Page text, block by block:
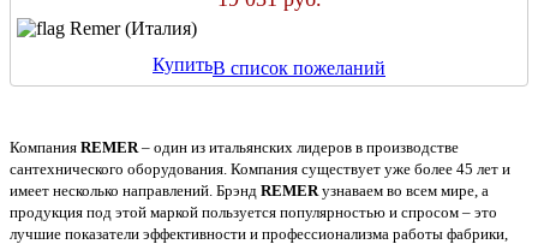
Remer (Италия)
КупитьВ список пожеланий
Компания REMER – один из итальянских лидеров в производстве
сантехнического оборудования. Компания существует уже более 45 лет и
имеет несколько направлений. Брэнд REMER узнаваем во всем мире, а
продукция под этой маркой пользуется популярностью и спросом – это
лучшие показатели эффективности и профессионализма работы фабрики,